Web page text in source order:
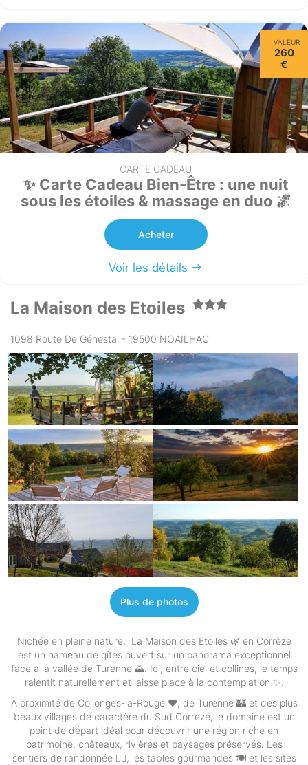
VALEUR
260
€
CARTE CADEAU
✨ Carte Cadeau Bien-Être : une nuit
sous les étoiles & massage en duo 🌌
Acheter
Voir les détails
La Maison des Etoiles
1098 Route De Génestal - 19500 NOAILHAC
Plus de photos
Nichée en pleine nature, La Maison des Etoiles 🌿 en Corrèze
est un hameau de gîtes ouvert sur un panorama exceptionnel
face à la vallée de Turenne 🌄. Ici, entre ciel et collines, le temps
ralentit naturellement et laisse place à la contemplation ✨.
À proximité de Collonges-la-Rouge ❤️, de Turenne 🏰 et des plus
beaux villages de caractère du Sud Corrèze, le domaine est un
point de départ idéal pour découvrir une région riche en
patrimoine, châteaux, rivières et paysages préservés. Les
sentiers de randonnée 🚶‍♂️, les tables gourmandes 🍽️ et les sites